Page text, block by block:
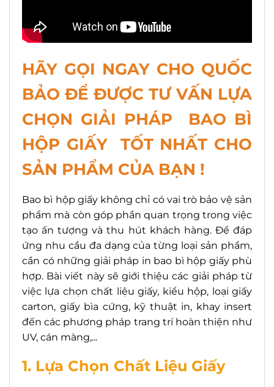
HÃY GỌI NGAY CHO QUỐC
BẢO ĐỂ ĐƯỢC TƯ VẤN LỰA
CHỌN GIẢI PHÁP BAO BÌ
HỘP GIẤY TỐT NHẤT CHO
SẢN PHẨM CỦA BẠN !
Bao bì hộp giấy không chỉ có vai trò bảo vệ sản
phẩm mà còn góp phần quan trọng trong việc
tạo ấn tượng và thu hút khách hàng. Để đáp
ứng nhu cầu đa dạng của từng loại sản phẩm,
cần có những giải pháp in bao bì hộp giấy phù
hợp. Bài viết này sẽ giới thiệu các giải pháp từ
việc lựa chọn chất liệu giấy, kiểu hộp, loại giấy
carton, giấy bìa cứng, kỹ thuật in, khay insert
đến các phương pháp trang trí hoàn thiện như
UV, cán màng,...
1. Lựa Chọn Chất Liệu Giấy